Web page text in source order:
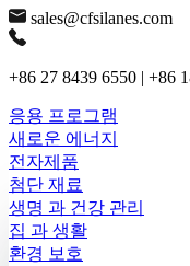
sales@cfsilanes.com
+86 27 8439 6550 | +86
응용 프로그램
새로운 에너지
전자제품
첨단 재료
생명 과 건강 관리
집 과 생활
환경 보호